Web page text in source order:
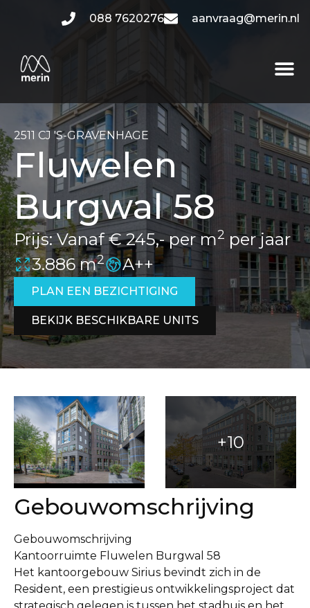
088 7620276 aanvraag@merin.nl
2511 CJ 'S-GRAVENHAGE
Fluwelen
Burgwal 58
Prijs:Vanaf € 245,- per m2 per jaar
3.886 m2 A++
PLAN EEN BEZICHTIGING
BEKIJK BESCHIKBARE UNITS
Gebouwomschrijving
Gebouwomschrijving
Kantoorruimte Fluwelen Burgwal 58
Het kantoorgebouw Sirius bevindt zich in de
Resident, een prestigieus ontwikkelingsproject dat